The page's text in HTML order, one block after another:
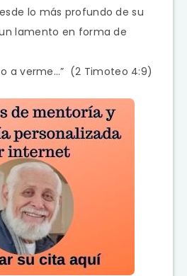
lo más profundo de su
lamento en forma de
a verme…” (2 Timoteo 4:9)